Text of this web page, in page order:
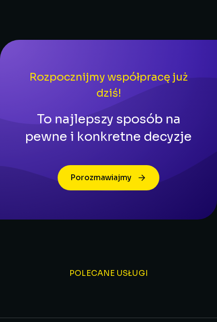
Rozpocznijmy współpracę już
dziś!
To najlepszy sposób na
pewne i konkretne decyzje
Porozmawiajmy
POLECANE USŁUGI